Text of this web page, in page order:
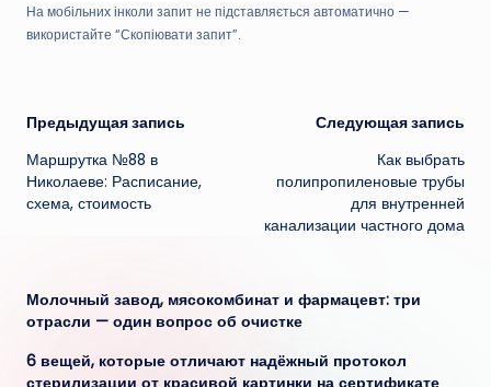
На мобільних інколи запит не підставляється автоматично —
використайте “Скопіювати запит”.
Навигация
записи
Предыдущая запись
Маршрутка №88 в
Николаеве: Расписание,
схема, стоимость
Следующая запись
Как выбрать
полипропиленовые трубы
для внутренней
канализации частного дома
Молочный завод, мясокомбинат и фармацевт: три
отрасли — один вопрос об очистке
6 вещей, которые отличают надёжный протокол